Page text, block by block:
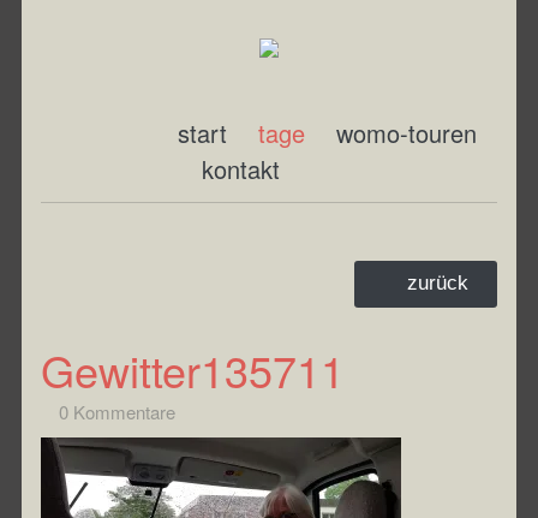
start tage
womo-touren
kontakt
zurück
Gewitter135711
0 Kommentare